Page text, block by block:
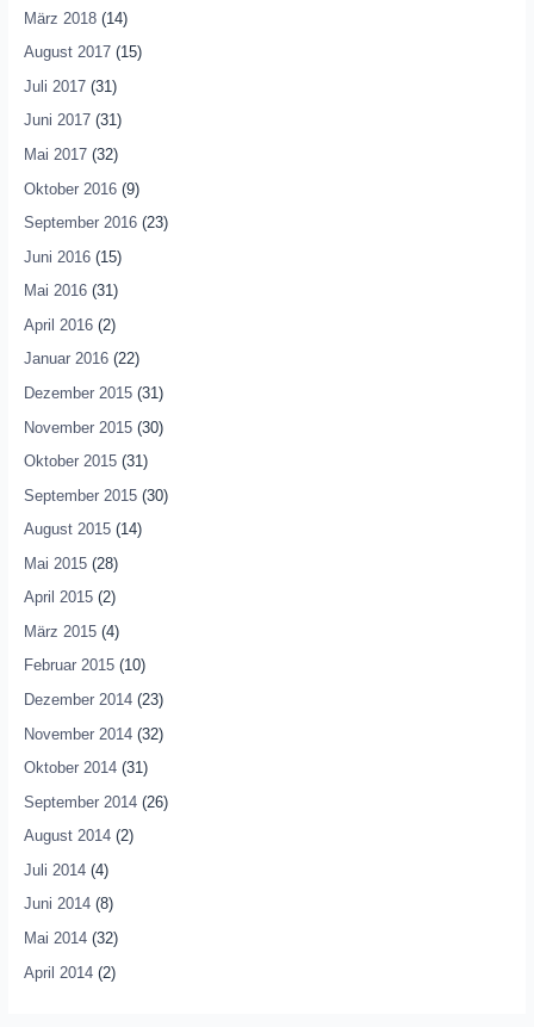
März 2018(14)
August 2017(15)
Juli 2017(31)
Juni 2017(31)
Mai 2017(32)
Oktober 2016(9)
September 2016(23)
Juni 2016(15)
Mai 2016(31)
April 2016(2)
Januar 2016(22)
Dezember 2015(31)
November 2015(30)
Oktober 2015(31)
September 2015(30)
August 2015(14)
Mai 2015(28)
April 2015(2)
März 2015(4)
Februar 2015(10)
Dezember 2014(23)
November 2014(32)
Oktober 2014(31)
September 2014(26)
August 2014(2)
Juli 2014(4)
Juni 2014(8)
Mai 2014(32)
April 2014(2)